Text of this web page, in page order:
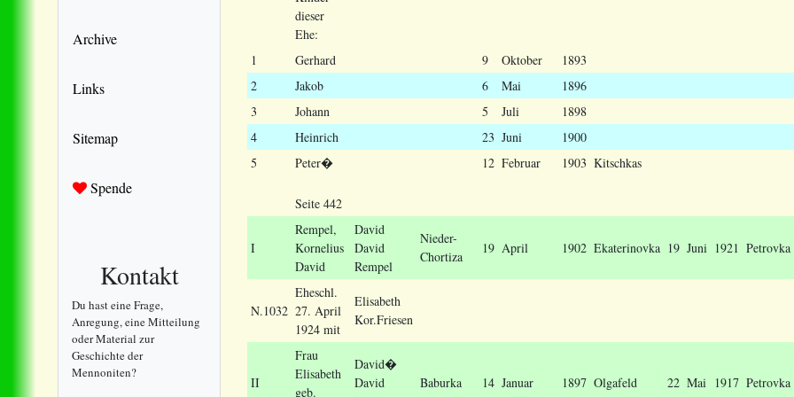
Archive
Links
Sitemap
Spende
Kontakt
Du hast eine Frage,
Anregung, eine Mitteilung
oder Material zur
Geschichte der
Mennoniten?
dieser
Ehe:
1
Gerhard 9 Oktober
1893
2
Jakob 6 Mai
1896
3
Johann 5 Juli
1898
4
Heinrich 23 Juni
1900
5
Peter� 12 Februar 1903 Kitschkas
Seite 442
I
Rempel,
Kornelius
David
David
David
Rempel
Nieder-
Chortiza
19 April 1902 Ekaterinovka 19 Juni 1921 Petrovka
N.1032
Eheschl.
27. April
1924 mit
Elisabeth
Kor.Friesen
II
Frau
Elisabeth
geb.
David�
David
Baburka 14 Januar 1897 Olgafeld 22 Mai 1917 Petrovka